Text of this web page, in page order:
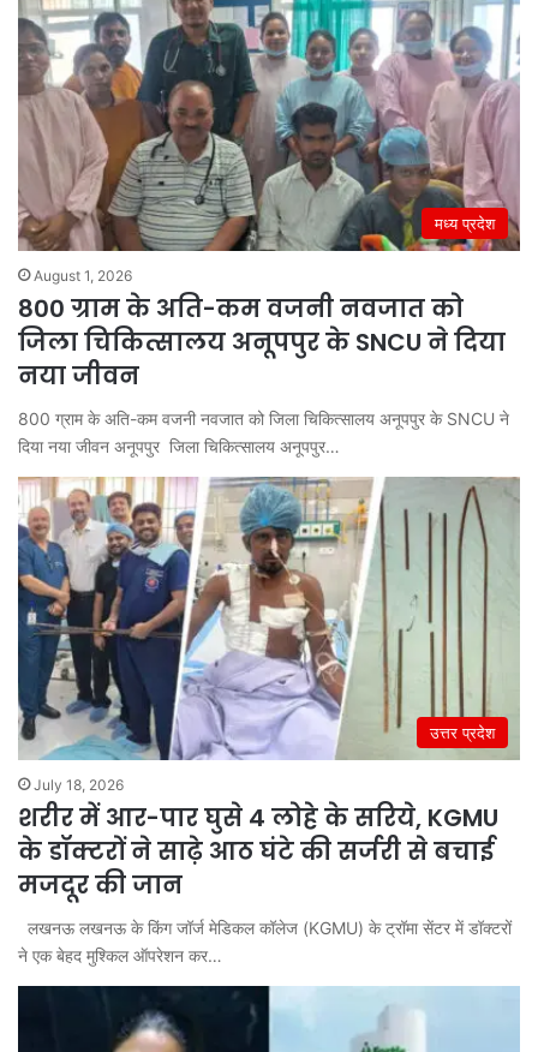
मध्य प्रदेश
August 1, 2026
800 ग्राम के अति-कम वजनी नवजात को
जिला चिकित्सालय अनूपपुर के SNCU ने दिया
नया जीवन
800 ग्राम के अति-कम वजनी नवजात को जिला चिकित्सालय अनूपपुर के SNCU ने
दिया नया जीवन अनूपपुर जिला चिकित्सालय अनूपपुर…
उत्तर प्रदेश
July 18, 2026
शरीर में आर-पार घुसे 4 लोहे के सरिये, KGMU
के डॉक्टरों ने साढ़े आठ घंटे की सर्जरी से बचाई
मजदूर की जान
लखनऊ लखनऊ के किंग जॉर्ज मेडिकल कॉलेज (KGMU) के ट्रॉमा सेंटर में डॉक्टरों
ने एक बेहद मुश्किल ऑपरेशन कर…